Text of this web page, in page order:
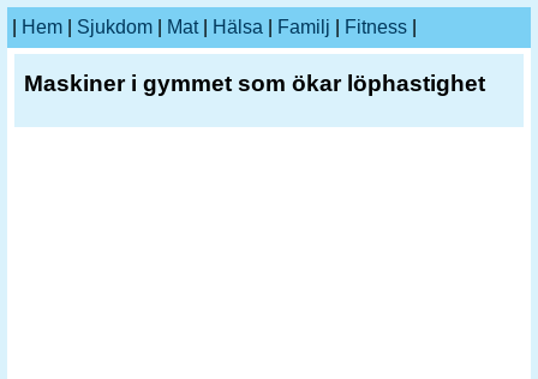
Hem Sjukdom Mat| Hälsa Familj Fitness
Maskiner i gymmet som ökar löphastighet